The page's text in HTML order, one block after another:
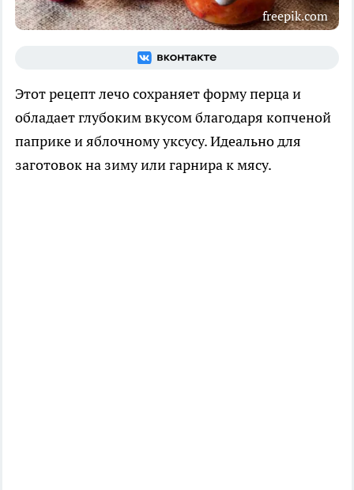
freepik.com
Этот рецепт лечо сохраняет форму перца и
обладает глубоким вкусом благодаря копченой
паприке и яблочному уксусу. Идеально для
заготовок на зиму или гарнира к мясу.